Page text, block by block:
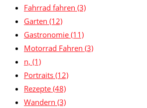
Fahrrad fahren (3)
Garten (12)
Gastronomie (11)
Motorrad Fahren (3)
n, (1)
Portraits (12)
Rezepte (48)
Wandern (3)